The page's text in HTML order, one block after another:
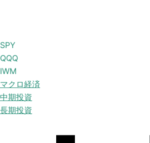
SPY
QQQ
IWM
マクロ経済
中期投資
長期投資